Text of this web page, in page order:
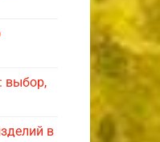
выбор,
в